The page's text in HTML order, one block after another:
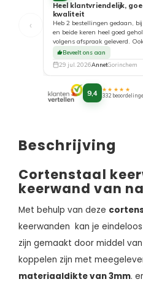
‹
Heel klantvriendelijk,
kwaliteit
Heb 2 bestellingen gedaan,
en beide keren heel goed
volgens afspraak geleverd.
aflevering. Top!
Beveelt ons aan
29 jul. 2026AnnetGorinchem
9,4 ★★★★★
332
Beschrijving
Cortenstaal
keerwand van
Met behulp van deze
keerwanden kan je
zijn gemaakt door middel
koppelen zijn met
materiaaldikte van 3mm.